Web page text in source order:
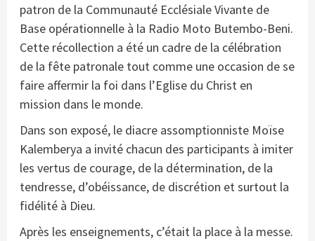
patron de la Communauté Ecclésiale Vivante de
Base opérationnelle à la Radio Moto Butembo-Beni.
Cette récollection a été un cadre de la célébration
de la fête patronale tout comme une occasion de se
faire affermir la foi dans l’Eglise du Christ en
mission dans le monde.
Dans son exposé, le diacre assomptionniste Moïse
Kalemberya a invité chacun des participants à imiter
les vertus de courage, de la détermination, de la
tendresse, d’obéissance, de discrétion et surtout la
fidélité à Dieu.
Après les enseignements, c’était la place à la messe.